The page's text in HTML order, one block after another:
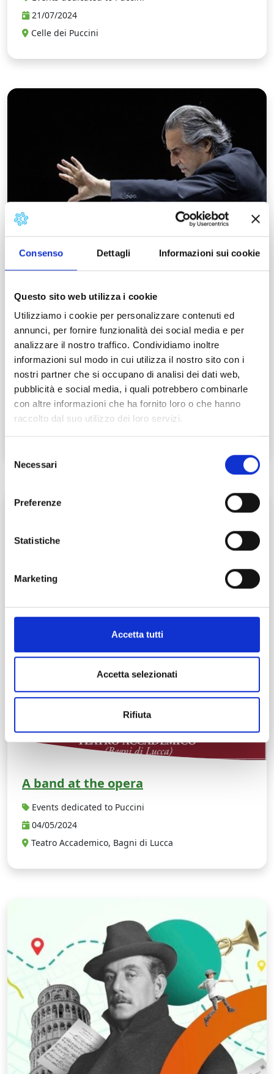
Consenso Dettagli Informazioni sui cookie
Questo sito web utilizza i cookie
Utilizziamo i cookie per personalizzare contenuti ed
annunci, per fornire funzionalità dei social media e per
analizzare il nostro traffico. Condividiamo inoltre
informazioni sul modo in cui utilizza il nostro sito con i
nostri partner che si occupano di analisi dei dati web,
pubblicità e social media, i quali potrebbero combinarle
con altre informazioni che ha fornito loro o che hanno
raccolto dal suo utilizzo dei loro servizi.
delNecessari
Preferenze
Statistiche
Marketing
Accetta tutti
Accetta selezionati
Rifiuta
21/07/2024
Celle dei Puccini
Puccini according to Muti
Events dedicated to Puccini
28/06/2024
Viale Carducci, Lucca
A band at the opera
Events dedicated to Puccini
04/05/2024
Teatro Accademico, Bagni di Lucca